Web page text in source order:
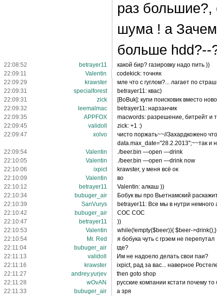
раз
шума ! а
больше hdd?--
22:08:52 betrayer11
какой бир? газировку надо пить ))
22:09:11
Valentin
codekick: точняк
22:09:29
krawster
мле что с гуглом?... лагает по
22:09:31
specialforest
betrayer11: квас)
22:09:31
zick
[BoBuk]: купи поисковик вместо
22:09:32
leemalmac
betrayer11: нарзанчик
22:09:35
APPFOX
macwords: разрешение, битрейт и
22:09:45
validoll
zick: +1 :)
22:09:47
xolvo
чисто поржать~~//Захардкожено
data.max_date="28.2.2013";~~так и
22:09:54
Valentin
./beer.bin —open —drink
22:10:05
Valentin
./beer.bin —open —drink now
22:10:06
ixpict
krawster, у меня всё ок
22:10:09
Valentin
во
22:10:12
betrayer11
Valentin: алкаш ))
22:10:34
bubuger_air
Бобук вы про Вьетнамский
22:10:39
SanVurys
betrayer11: Все мы в нутри немного
22:10:42
bubuger_air
COC COC
22:10:47
betrayer11
))
22:10:53
Valentin
while(!empty($beer)){ $beer->drink();}
22:10:54
Mr. Red
я бобука чуть с грэем не перепутал
22:11:04
bubuger_air
где?
22:11:13
validoll
Им не надоело делать свои паи?
22:11:16
krawster
ixpict, рад за вас... наверное
22:11:27
andrey.yurjev
then goto shop
22:11:28
wOvAN
русские компании кстати почему
22:11:33
bubuger_air
а зря